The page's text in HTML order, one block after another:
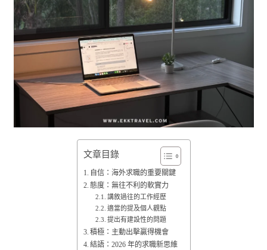
文章目錄
自信：海外求職的重要關鍵
態度：無往不利的軟實力
講敘過往的工作經歷
適當的提及個人觀點
提出有建設性的問題
積極：主動出擊贏得機會
結語：2026 年的求職新思維